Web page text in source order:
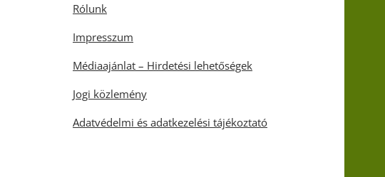
Rólunk
Impresszum
Médiaajánlat – Hirdetési lehetőségek
Jogi közlemény
Adatvédelmi és adatkezelési tájékoztató